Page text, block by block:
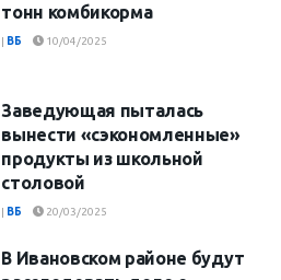
тонн комбикорма
| ВБ 10/04/2025
Заведующая пыталась
вынести «сэкономленные»
продукты из школьной
столовой
| ВБ 20/03/2025
В Ивановском районе будут